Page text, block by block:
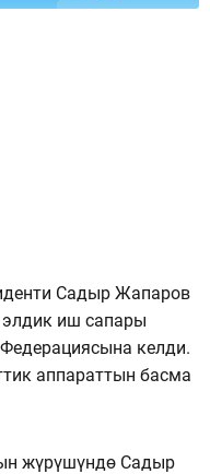
Садыр Жапаров
элдик иш сапары
келди.
аппараттын басма
жүрүшүндө Садыр